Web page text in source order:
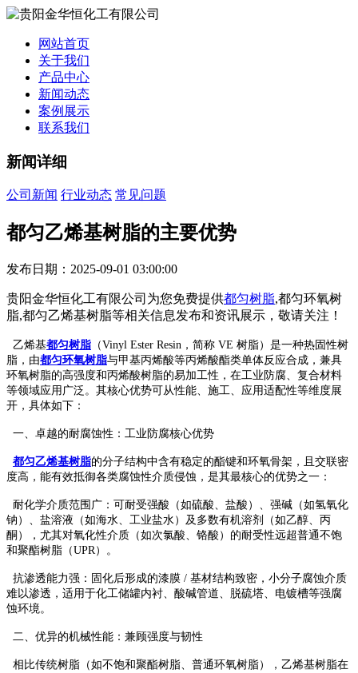
网站首页
关于我们
产品中心
新闻动态
案例展示
联系我们
新闻详细
公司新闻 行业动态 常见问题
都匀乙烯基树脂的主要优势
发布日期：2025-09-01 03:00:00
贵阳金华恒化工有限公司为您免费提供都匀树脂,都匀环氧树
脂,都匀乙烯基树脂等相关信息发布和资讯展示，敬请关注！
乙烯基都匀树脂 （Vinyl Ester Resin，简称 VE 树脂）是一种热固性树
脂，由都匀环氧树脂与甲基丙烯酸等丙烯酸酯类单体反应合成，兼具
环氧树脂的高强度和丙烯酸树脂的易加工性，在工业防腐、复合材料
等领域应用广泛。其核心优势可从性能、施工、应用适配性等维度展
开，具体如下：
一、卓越的耐腐蚀性：工业防腐核心优势
都匀乙烯基树脂的分子结构中含有稳定的酯键和环氧骨架，且交联密
度高，能有效抵御各类腐蚀性介质侵蚀，是其最核心的优势之一：
耐化学介质范围广：可耐受强酸（如硫酸、盐酸）、强碱（如氢氧化
钠）、盐溶液（如海水、工业盐水）及多数有机溶剂（如乙醇、丙
酮），尤其对氧化性介质（如次氯酸、铬酸）的耐受性远超普通不饱
和聚酯树脂（UPR）。
抗渗透能力强：固化后形成的漆膜 / 基材结构致密，小分子腐蚀介质
难以渗透，适用于化工储罐内衬、酸碱管道、脱硫塔、电镀槽等强腐
蚀环境。
二、优异的机械性能：兼顾强度与韧性
相比传统树脂（如不饱和聚酯树脂、普通环氧树脂），乙烯基树脂在